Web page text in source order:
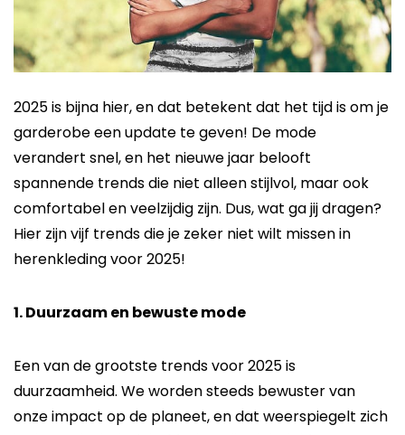
2025 is bijna hier, en dat betekent dat het tijd is om je
garderobe een update te geven! De mode
verandert snel, en het nieuwe jaar belooft
spannende trends die niet alleen stijlvol, maar ook
comfortabel en veelzijdig zijn. Dus, wat ga jij dragen?
Hier zijn vijf trends die je zeker niet wilt missen in
herenkleding voor 2025!
1. Duurzaam en bewuste mode
Een van de grootste trends voor 2025 is
duurzaamheid. We worden steeds bewuster van
onze impact op de planeet, en dat weerspiegelt zich